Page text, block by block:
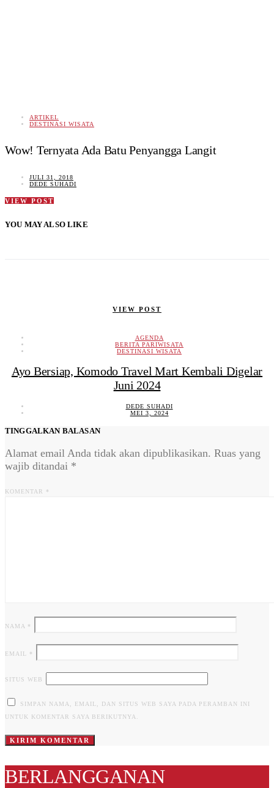
ARTIKEL
DESTINASI WISATA
Wow! Ternyata Ada Batu Penyangga Langit
JULI 31, 2018
DEDE SUHADI
VIEW POST
YOU MAY ALSO LIKE
VIEW POST
AGENDA
BERITA PARIWISATA
DESTINASI WISATA
Ayo Bersiap, Komodo Travel Mart Kembali Digelar
Juni 2024
DEDE SUHADI
MEI 3, 2024
TINGGALKAN BALASAN
Alamat email Anda tidak akan dipublikasikan. Ruas yang
wajib ditandai *
KOMENTAR *
NAMA *
EMAIL *
SITUS WEB
SIMPAN NAMA, EMAIL, DAN SITUS WEB SAYA PADA PERAMBAN INI
UNTUK KOMENTAR SAYA BERIKUTNYA.
BERLANGGANAN